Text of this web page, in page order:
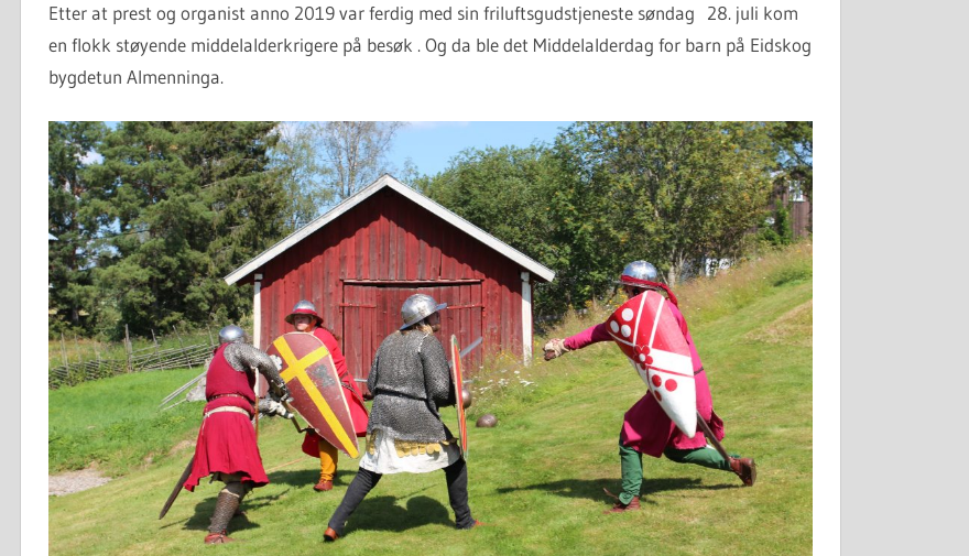
Etter at prest og organist anno 2019 var ferdig med sin friluftsgudstjeneste søndag 28. juli kom
en flokk støyende middelalderkrigere på besøk . Og da ble det Middelalderdag for barn på Eidskog
bygdetun Almenninga.